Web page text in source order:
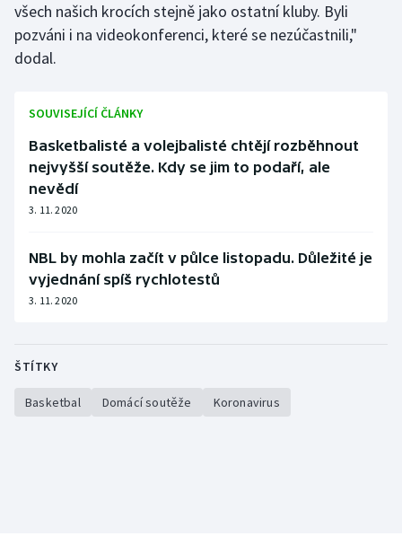
všech našich krocích stejně jako ostatní kluby. Byli
pozváni i na videokonferenci, které se nezúčastnili,"
dodal.
SOUVISEJÍCÍ ČLÁNKY
Basketbalisté a volejbalisté chtějí rozběhnout
nejvyšší soutěže. Kdy se jim to podaří, ale
nevědí
3. 11. 2020
NBL by mohla začít v půlce listopadu. Důležité je
vyjednání spíš rychlotestů
3. 11. 2020
ŠTÍTKY
Basketbal Domácí soutěže Koronavirus